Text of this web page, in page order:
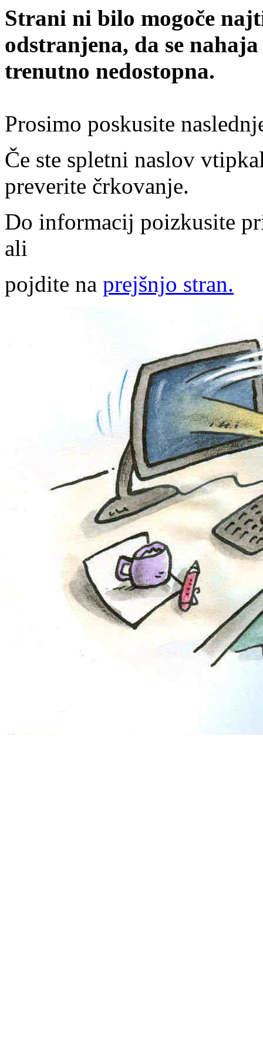
Strani ni bilo mogoče
odstranjena, da se
trenutno nedostopna.
Prosimo poskusite
Če ste spletni naslov
preverite črkovanje.
Do informacij poizkusite
ali
pojdite na prejšnjo stran.